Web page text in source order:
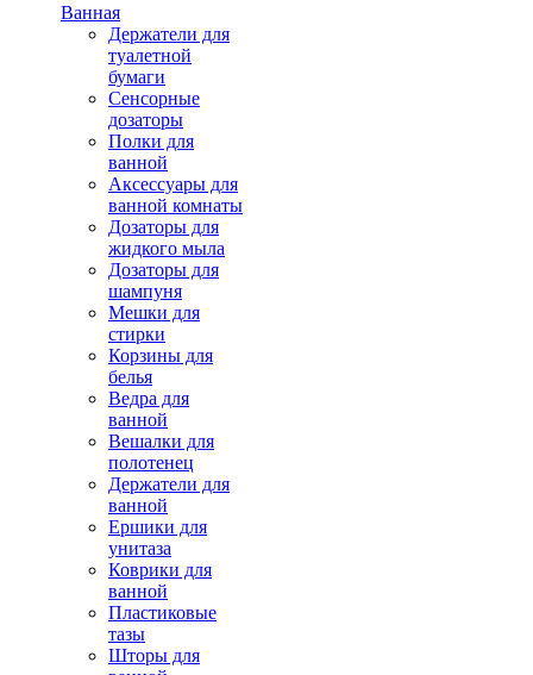
Ванная
Держатели для
туалетной
бумаги
Сенсорные
дозаторы
Полки для
ванной
Аксессуары для
ванной комнаты
Дозаторы для
жидкого мыла
Дозаторы для
шампуня
Мешки для
стирки
Корзины для
белья
Ведра для
ванной
Вешалки для
полотенец
Держатели для
ванной
Ершики для
унитаза
Коврики для
ванной
Пластиковые
тазы
Шторы для